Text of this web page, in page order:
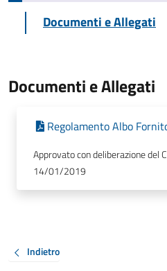
Documenti e Allegati
Documenti e Allegati
Regolamento Albo
Approvato con deliberazione del
14/01/2019
Indietro